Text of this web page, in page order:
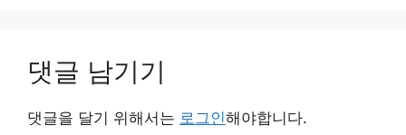
댓글 남기기
댓글을 달기 위해서는 로그인해야합니다.